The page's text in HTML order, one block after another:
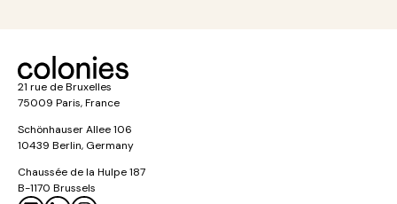
21 rue de Bruxelles
75009 Paris, France
Schönhauser Allee 106
10439 Berlin, Germany
Chaussée de la Hulpe 187
B-1170 Brussels